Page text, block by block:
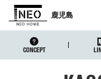
鹿児島
CONCEPT